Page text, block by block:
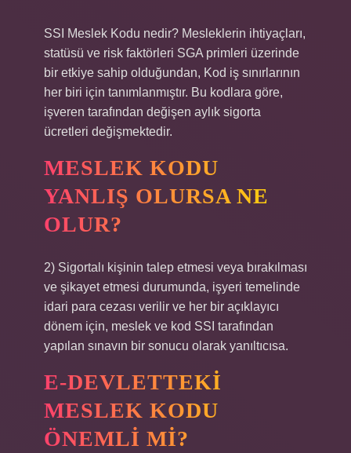
SSI Meslek Kodu nedir? Mesleklerin ihtiyaçları,
statüsü ve risk faktörleri SGA primleri üzerinde
bir etkiye sahip olduğundan, Kod iş sınırlarının
her biri için tanımlanmıştır. Bu kodlara göre,
işveren tarafından değişen aylık sigorta
ücretleri değişmektedir.
MESLEK KODU
YANLIŞ OLURSA NE
OLUR?
2) Sigortalı kişinin talep etmesi veya bırakılması
ve şikayet etmesi durumunda, işyeri temelinde
idari para cezası verilir ve her bir açıklayıcı
dönem için, meslek ve kod SSI tarafından
yapılan sınavın bir sonucu olarak yanıltıcısa.
E-DEVLETTEKI
MESLEK KODU
ÖNEMLI MI?